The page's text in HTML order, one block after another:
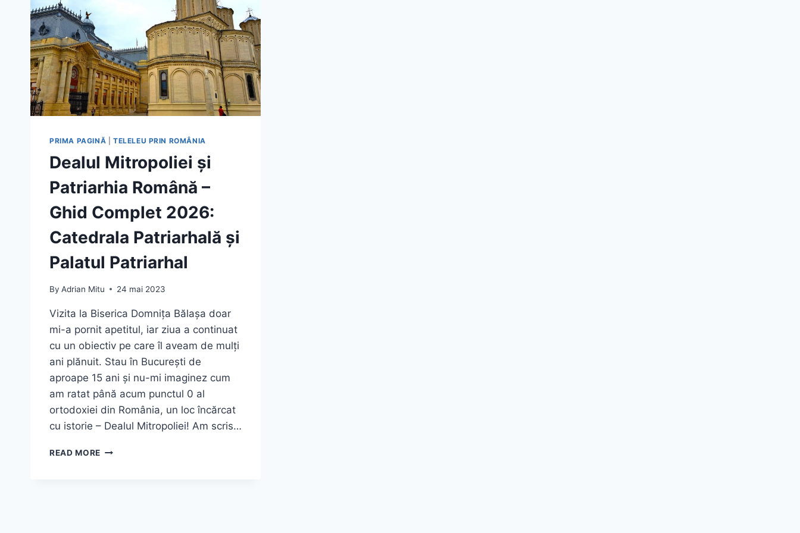
PRIMA PAGINĂ TELELEU PRIN ROMÂNIA
Dealul Mitropoliei și
Patriarhia Română –
Ghid Complet 2026:
Catedrala Patriarhală și
Palatul Patriarhal
By Adrian Mitu 24 mai 2023
Vizita la Biserica Domnița Bălașa doar
mi-a pornit apetitul, iar ziua a continuat
cu un obiectiv pe care îl aveam de mulți
ani plănuit. Stau în București de
aproape 15 ani și nu-mi imaginez cum
am ratat până acum punctul 0 al
ortodoxiei din România, un loc încărcat
cu istorie – Dealul Mitropoliei! Am scris…
READ MORE DEALUL